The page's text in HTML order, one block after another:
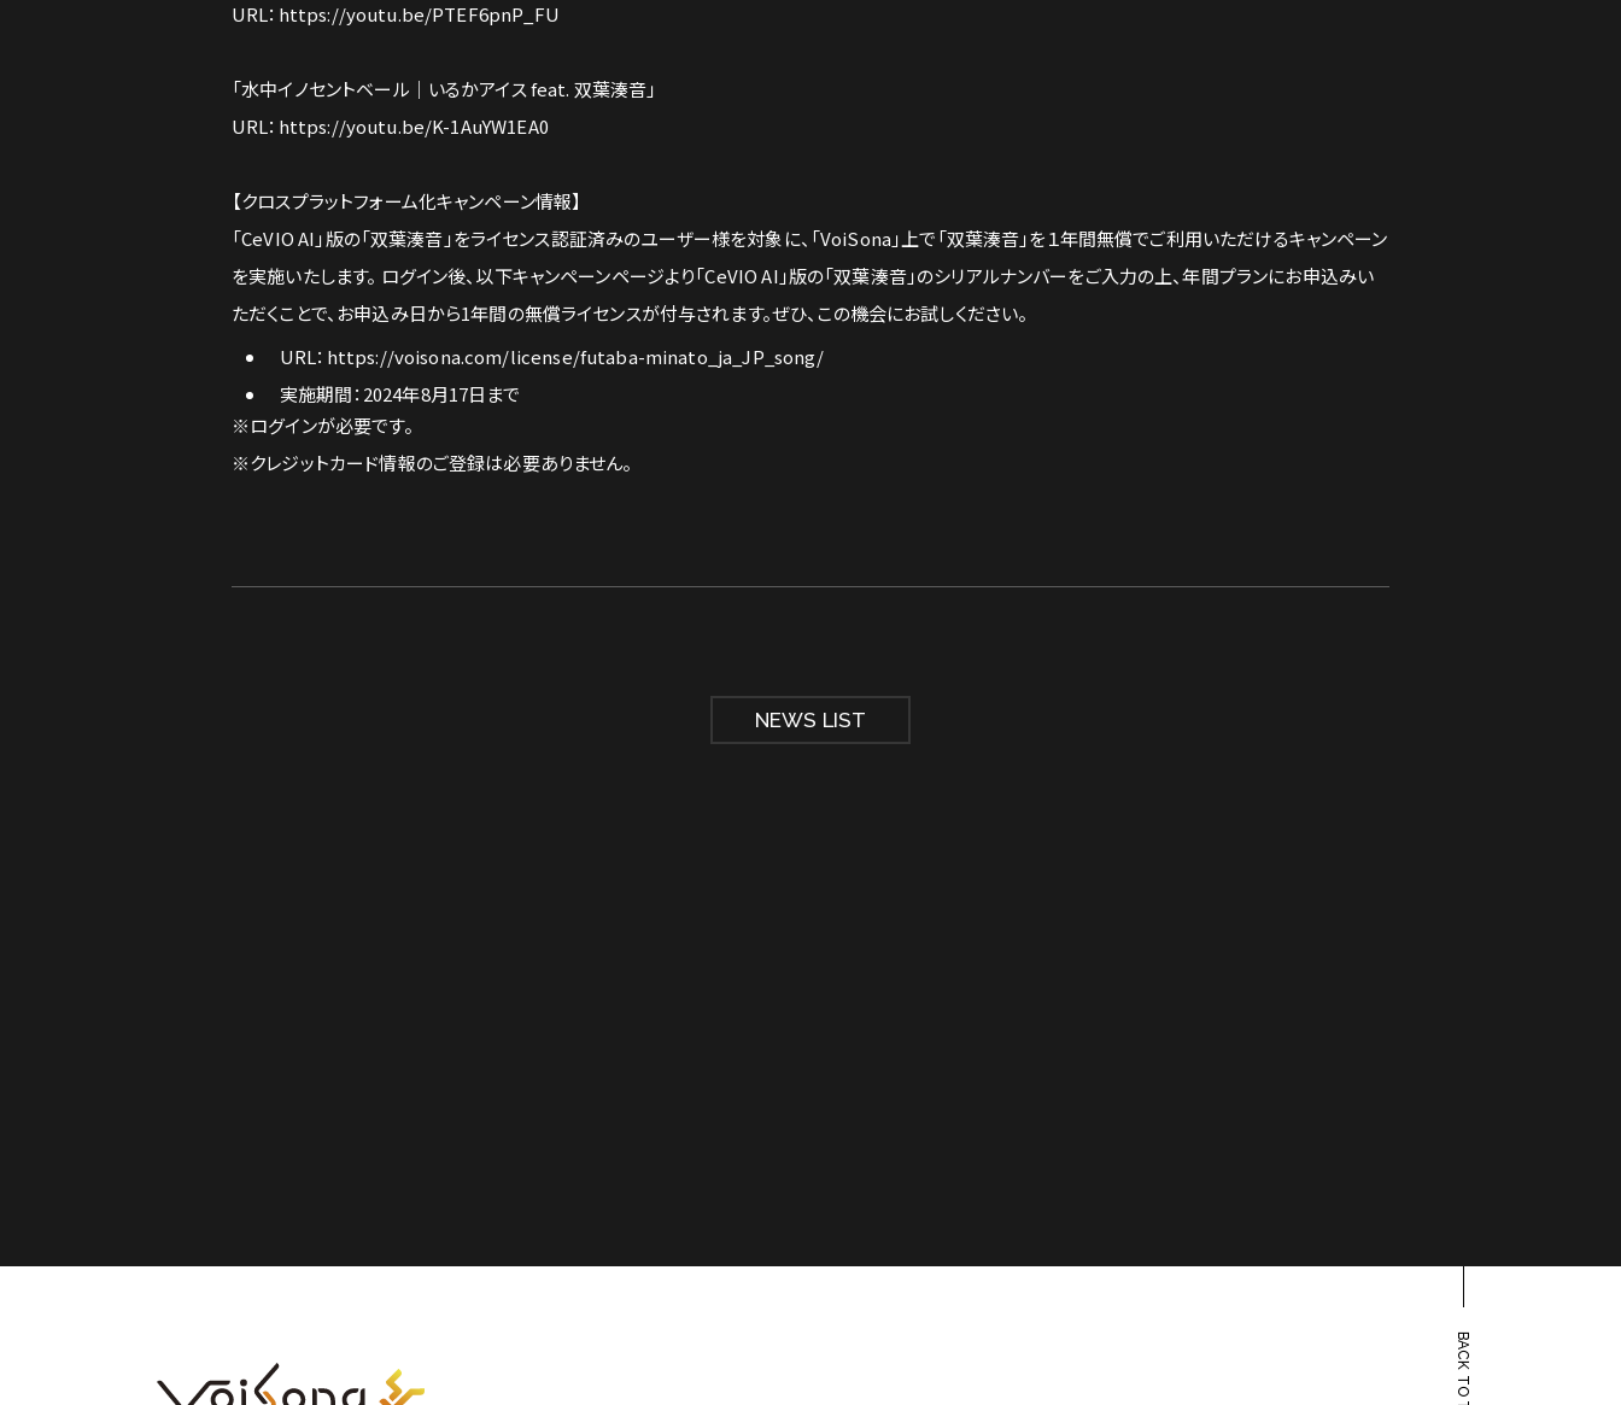
URL： https://youtu.be/PTEF6pnP_FU
「水中イノセントベール｜いるかアイス feat. 双葉湊音」
URL： https://youtu.be/K-1AuYW1EA0
【クロスプラットフォーム化キャンペーン情報】
「CeVIO AI」版の「双葉湊音」をライセンス認証済みのユーザー様を対象に、「VoiSona」上で「双葉湊音」を１年間無償でご利用いただけるキャンペーン
を実施いたします。 ログイン後、以下キャンペーンページより「CeVIO AI」版の「双葉湊音」のシリアルナンバーをご入力の上、年間プランにお申込みい
ただくことで、お申込み日から1年間の無償ライセンスが付与されます。ぜひ、この機会にお試しください。
URL： https://voisona.com/license/futaba-minato_ja_JP_song/
実施期間：2024年8月17日まで
※ログインが必要です。
※クレジットカード情報のご登録は必要ありません。
NEWS LIST
BACK TO TOP